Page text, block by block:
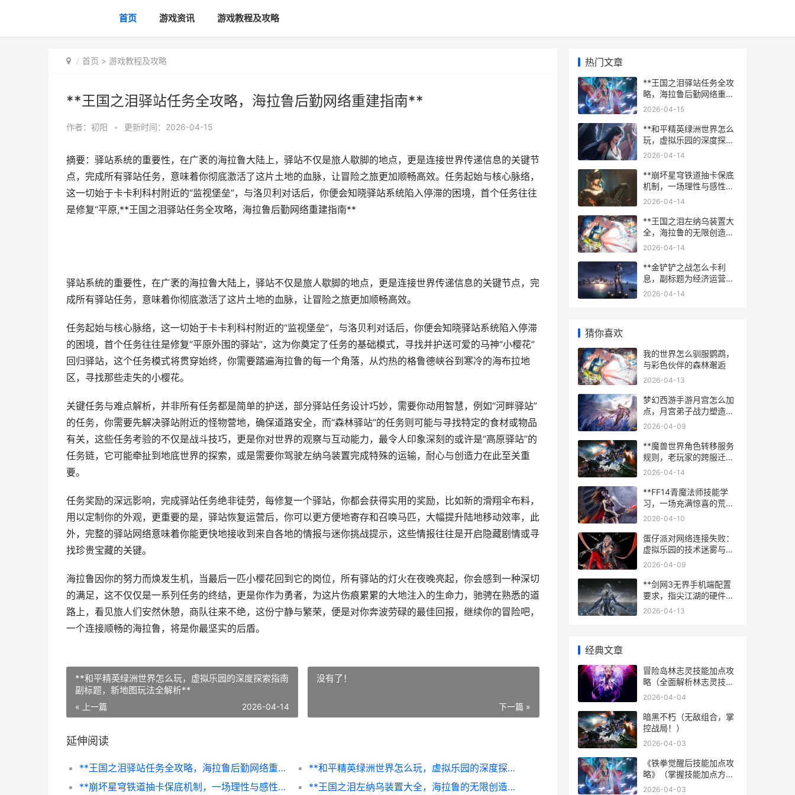
首页 游戏资讯 游戏教程及攻略
首页 > 游戏教程及攻略
**王国之泪驿站任务全攻略，海拉鲁后勤网络重建指南**
作者： 初阳 • 更新时间：2026-04-15
摘要：驿站系统的重要性，在广袤的海拉鲁大陆上，驿站不仅是旅人歇脚的地点，更是连接世界传递信息的关键节
点，完成所有驿站任务，意味着你彻底激活了这片土地的血脉，让冒险之旅更加顺畅高效。任务起始与核心脉络，
这一切始于卡卡利科村附近的“监视堡垒”，与洛贝利对话后，你便会知晓驿站系统陷入停滞的困境，首个任务往往
是修复“平原,**王国之泪驿站任务全攻略，海拉鲁后勤网络重建指南**
驿站系统的重要性，在广袤的海拉鲁大陆上，驿站不仅是旅人歇脚的地点，更是连接世界传递信息的关键节点，完
成所有驿站任务，意味着你彻底激活了这片土地的血脉，让冒险之旅更加顺畅高效。
任务起始与核心脉络，这一切始于卡卡利科村附近的“监视堡垒”，与洛贝利对话后，你便会知晓驿站系统陷入停滞
的困境，首个任务往往是修复“平原外围的驿站”，这为你奠定了任务的基础模式，寻找并护送可爱的马神“小樱花”
回归驿站，这个任务模式将贯穿始终，你需要踏遍海拉鲁的每一个角落，从灼热的格鲁德峡谷到寒冷的海布拉地
区，寻找那些走失的小樱花。
关键任务与难点解析，并非所有任务都是简单的护送，部分驿站任务设计巧妙，需要你动用智慧，例如“河畔驿站”
的任务，你需要先解决驿站附近的怪物营地，确保道路安全，而“森林驿站”的任务则可能与寻找特定的食材或物品
有关，这些任务考验的不仅是战斗技巧，更是你对世界的观察与互动能力，最令人印象深刻的或许是“高原驿站”的
任务链，它可能牵扯到地底世界的探索，或是需要你驾驶左纳乌装置完成特殊的运输，耐心与创造力在此至关重
要。
任务奖励的深远影响，完成驿站任务绝非徒劳，每修复一个驿站，你都会获得实用的奖励，比如新的滑翔伞布料，
用以定制你的外观，更重要的是，驿站恢复运营后，你可以更方便地寄存和召唤马匹，大幅提升陆地移动效率，此
外，完整的驿站网络意味着你能更快地接收到来自各地的情报与迷你挑战提示，这些情报往往是开启隐藏剧情或寻
找珍贵宝藏的关键。
海拉鲁因你的努力而焕发生机，当最后一匹小樱花回到它的岗位，所有驿站的灯火在夜晚亮起，你会感到一种深切
的满足，这不仅仅是一系列任务的终结，更是你作为勇者，为这片伤痕累累的大地注入的生命力，驰骋在熟悉的道
路上，看见旅人们安然休憩，商队往来不绝，这份宁静与繁荣，便是对你奔波劳碌的最佳回报，继续你的冒险吧，
一个连接顺畅的海拉鲁，将是你最坚实的后盾。
**和平精英绿洲世界怎么玩，虚拟乐园的深度探索指南
副标题，新地图玩法全解析**
« 上一篇 2026-04-14
没有了！
下一篇 »
延伸阅读
**王国之泪驿站任务全攻略，海拉鲁后勤网络重建指南**
**和平精英绿洲世界怎么玩，虚拟乐园的深度探索指南副标题，新地图玩法全解析**
**崩坏星穹铁道抽卡保底机制，一场理性与感性的星间博弈**
**王国之泪左纳乌装置大全，海拉鲁的无限创造之书**
热门文章
**王国之泪驿站任务全攻
略，海拉鲁后勤网络重建
指南**
2026-04-15
**和平精英绿洲世界怎么
玩，虚拟乐园的深度探索
指南副标题，新地图玩法
2026-04-14
**崩坏星穹铁道抽卡保底
机制，一场理性与感性的
星间博弈**
2026-04-14
**王国之泪左纳乌装置大
全，海拉鲁的无限创造之
书**
2026-04-14
**金铲铲之战怎么卡利
息，副标题为经济运营的
艺术**
2026-04-14
猜你喜欢
我的世界怎么驯服鹦鹉，
与彩色伙伴的森林邂逅
2026-04-13
梦幻西游手游月宫怎么加
点，月宫弟子战力塑造全
解析副标题
2026-04-09
**魔兽世界角色转移服务
规则，老玩家的跨服迁徙
指南**
2026-04-14
**FF14青魔法师技能学
习，一场充满惊喜的荒野
召唤，副标题为从模仿到
2026-04-10
蛋仔派对网络连接失败：
虚拟乐园的技术迷雾与玩
家心境
2026-04-09
**剑网3无界手机端配置
要求，指尖江湖的硬件指
南**
2026-04-13
经典文章
冒险岛林志灵技能加点攻
略（全面解析林志灵技能
加点技巧，帮助你更好地
2026-04-04
暗黑不朽（无敌组合，掌
控战局！）
2026-04-03
《铁拳觉醒后技能加点攻
略》（掌握技能加点方
法，提升角色战力）
2026-04-03